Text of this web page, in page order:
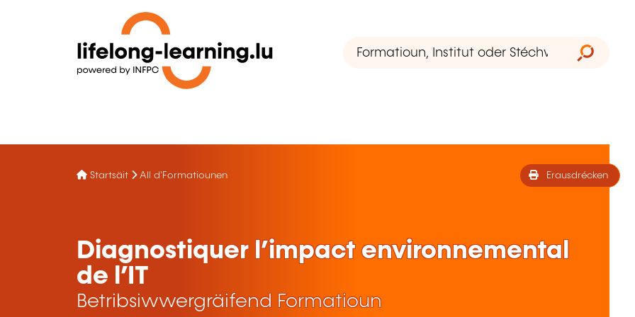
Startsäit All d'Formatiounen Erausdrécken
Diagnostiquer l’impact environnemental
de l’IT
Betribsiwwergräifend Formatioun